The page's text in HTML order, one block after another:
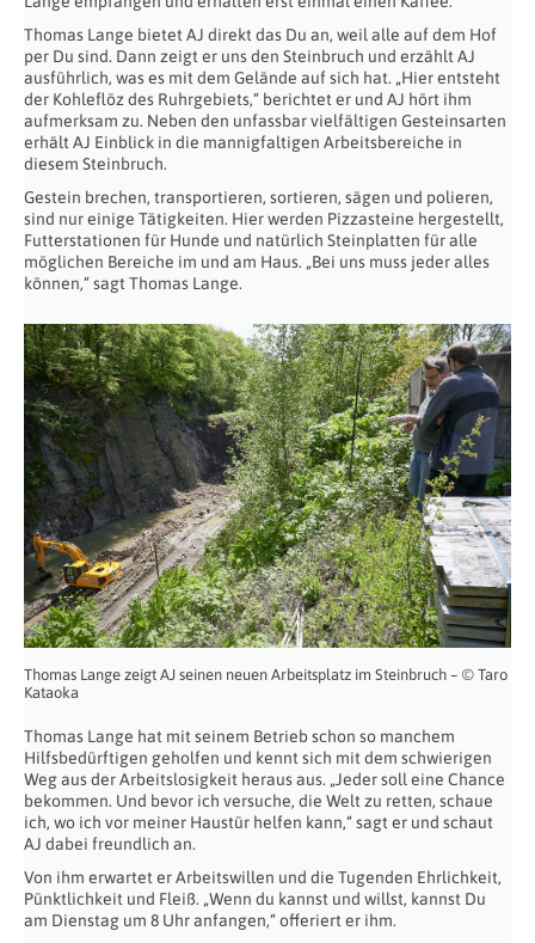
Thomas Lange bietet AJ direkt das Du an, weil alle auf dem Hof
per Du sind. Dann zeigt er uns den Steinbruch und erzählt AJ
ausführlich, was es mit dem Gelände auf sich hat. „Hier entsteht
der Kohleflöz des Ruhrgebiets,“ berichtet er und AJ hört ihm
aufmerksam zu. Neben den unfassbar vielfältigen Gesteinsarten
erhält AJ Einblick in die mannigfaltigen Arbeitsbereiche in
diesem Steinbruch.
Gestein brechen, transportieren, sortieren, sägen und polieren,
sind nur einige Tätigkeiten. Hier werden Pizzasteine hergestellt,
Futterstationen für Hunde und natürlich Steinplatten für alle
möglichen Bereiche im und am Haus. „Bei uns muss jeder alles
können,“ sagt Thomas Lange.
Thomas Lange zeigt AJ seinen neuen Arbeitsplatz im Steinbruch – © Taro
Kataoka
Thomas Lange hat mit seinem Betrieb schon so manchem
Hilfsbedürftigen geholfen und kennt sich mit dem schwierigen
Weg aus der Arbeitslosigkeit heraus aus. „Jeder soll eine Chance
bekommen. Und bevor ich versuche, die Welt zu retten, schaue
ich, wo ich vor meiner Haustür helfen kann,“ sagt er und schaut
AJ dabei freundlich an.
Von ihm erwartet er Arbeitswillen und die Tugenden Ehrlichkeit,
Pünktlichkeit und Fleiß. „Wenn du kannst und willst, kannst Du
am Dienstag um 8 Uhr anfangen,“ offeriert er ihm.